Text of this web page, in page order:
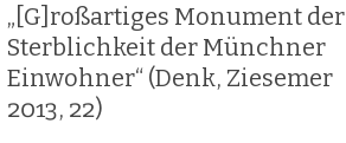
„[G]roßartiges Monument der
Sterblichkeit der Münchner
Einwohner“ (Denk, Ziesemer
2013, 22)